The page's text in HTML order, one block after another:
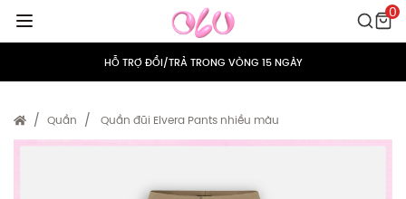
0
MIỄN PHÍ VẬN CHUYỂN CHO MỌI ĐƠN HÀNG
HỖ TRỢ ĐỔI/TRẢ TRONG VÒNG 15 NGÀY
MIỄN PHÍ VẬN CHUYỂN CHO MỌI ĐƠN HÀNG
Quần Quần đũi Elvera Pants nhiều màu